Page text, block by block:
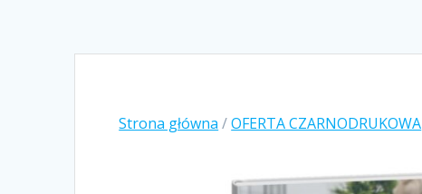
Strona główna /OFERTA CZARNODRUKOWA